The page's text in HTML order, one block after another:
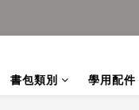
書包類別 學用配件